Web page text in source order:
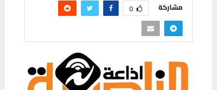
مشاركة 0